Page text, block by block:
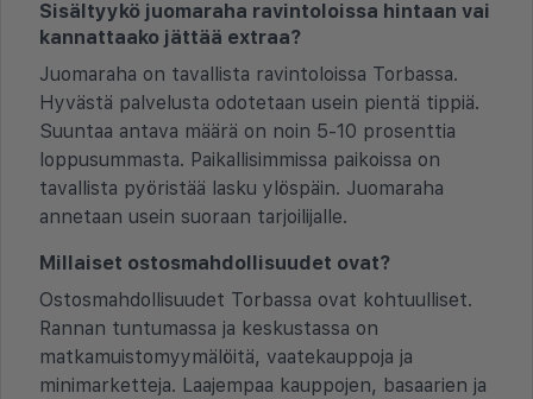
Sisältyykö juomaraha ravintoloissa hintaan vai
kannattaako jättää extraa?
Juomaraha on tavallista ravintoloissa Torbassa.
Hyvästä palvelusta odotetaan usein pientä tippiä.
Suuntaa antava määrä on noin 5-10 prosenttia
loppusummasta. Paikallisimmissa paikoissa on
tavallista pyöristää lasku ylöspäin. Juomaraha
annetaan usein suoraan tarjoilijalle.
Millaiset ostosmahdollisuudet ovat?
Ostosmahdollisuudet Torbassa ovat kohtuulliset.
Rannan tuntumassa ja keskustassa on
matkamuistomyymälöitä, vaatekauppoja ja
minimarketteja. Laajempaa kauppojen, basaarien ja